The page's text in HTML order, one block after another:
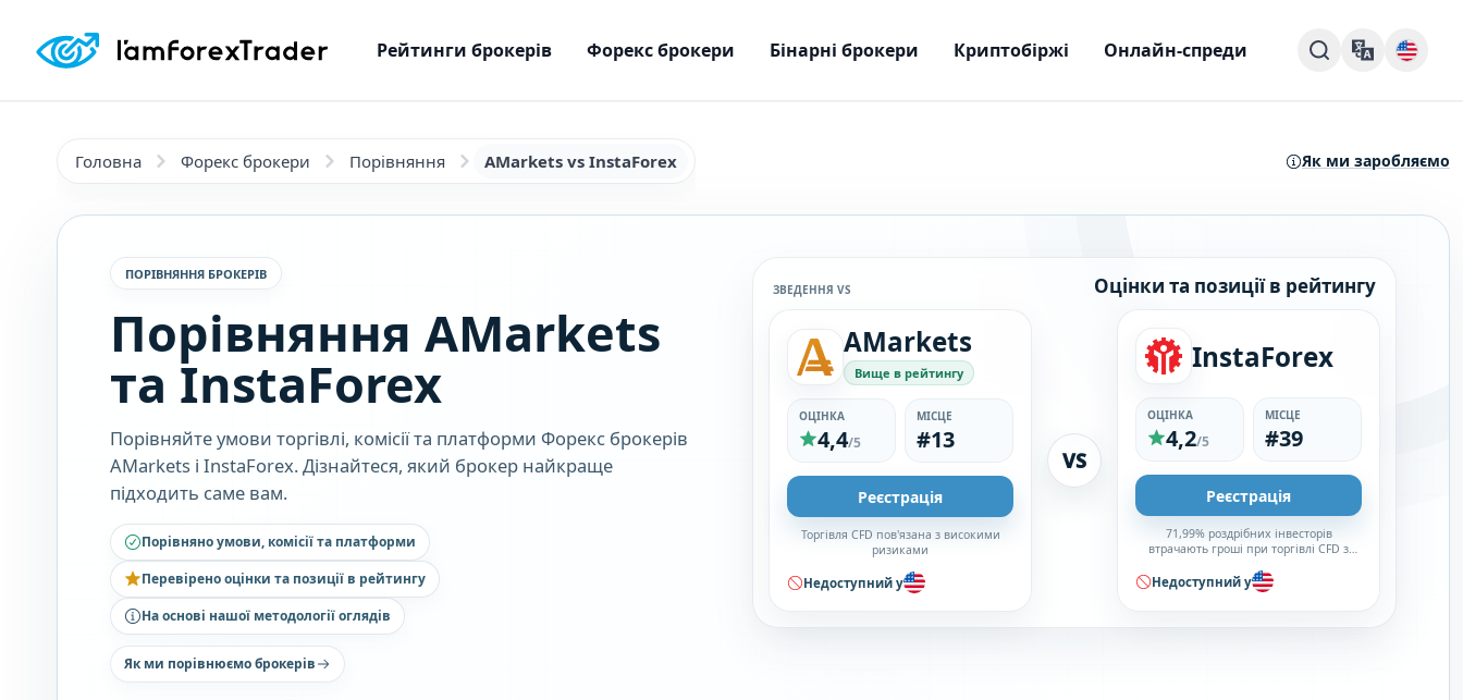
Рейтинги брокерів Форекс брокери Бінарні брокери Криптобіржі Онлайн-спреди
Головна Форекс брокери Порівняння AMarkets vs InstaForex Як ми заробляємо
ПОРІВНЯННЯ БРОКЕРІВ
Порівняння AMarkets
та InstaForex
Порівняйте умови торгівлі, комісії та платформи Форекс брокерів
AMarkets і InstaForex. Дізнайтеся, який брокер найкраще
підходить саме вам.
ЗВЕДЕННЯ VS Оцінки та позиції в рейтингу
AMarkets
Вище в рейтингу
ОЦІНКА
4,4/5
МІСЦЕ
#13
Реєстрація
Торгівля CFD пов'язана з високими
ризиками
Недоступний у
VS
InstaForex
ОЦІНКА
4,2/5
МІСЦЕ
#39
Реєстрація
71,99% роздрібних інвесторів
втрачають гроші при торгівлі CFD з
Недоступний у
Порівняно умови, комісії та платформи
Перевірено оцінки та позиції в рейтингу
На основі нашої методології оглядів
Як ми порівнюємо брокерів